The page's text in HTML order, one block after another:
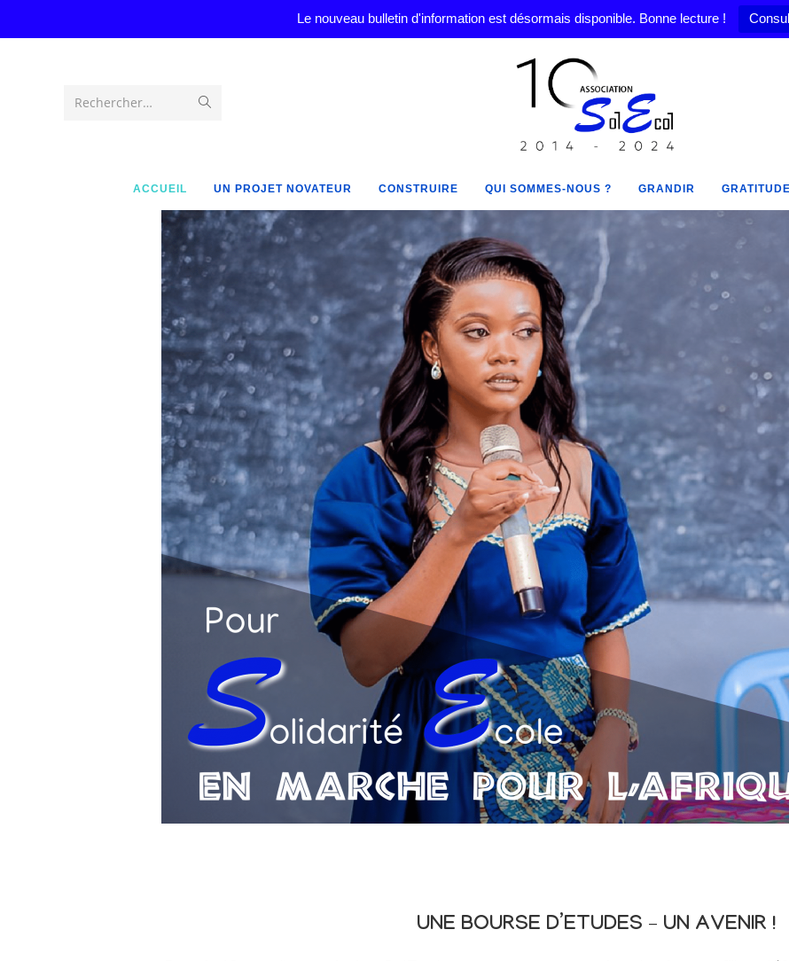
Le nouveau bulletin d'information est désormais disponible. Bonne lecture !
Rechercher…
ACCUEIL UN PROJET NOVATEUR CONSTRUIRE QUI SOMMES-NOUS ? GRANDIR GRATITUDE
UNE BOURSE D’ETUDES – UN AVENIR !